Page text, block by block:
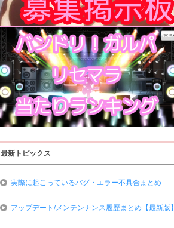
最新トピックス
実際に起こっているバグ・エラー不具合まとめ
アップデート/メンテンナンス履歴まとめ【最新版】